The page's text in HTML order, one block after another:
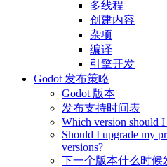
多线程
创建内容
杂项
编译
引擎开发
Godot 发布策略
Godot 版本
发布支持时间表
Which version should
Should I upgrade my
versions?
下一个版本什么时候